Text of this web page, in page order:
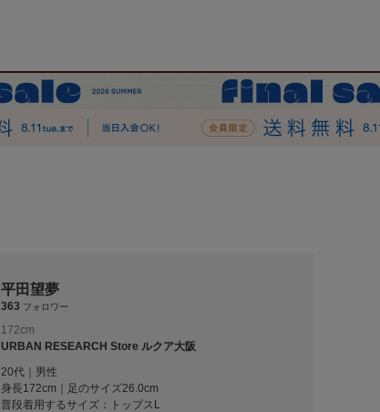
平田望夢
363 フォロワー
172cm
URBAN RESEARCH Store ルクア大阪
20代｜男性
身長172cm｜足のサイズ26.0cm
普段着用するサイズ：
トップスL